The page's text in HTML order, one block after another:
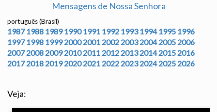
Mensagens de Nossa Senhora
português (Brasil)
1987 1988 1989 1990 1991 1992 1993 1994 1995 1996
1997 1998 1999 2000 2001 2002 2003 2004 2005 2006
2007 2008 2009 2010 2011 2012 2013 2014 2015 2016
2017 2018 2019 2020 2021 2022 2023 2024 2025 2026
Veja: